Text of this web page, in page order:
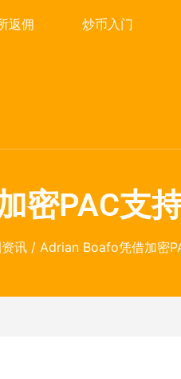
返佣 炒币入门
密PAC支
讯 / Adrian Boafo凭借加密